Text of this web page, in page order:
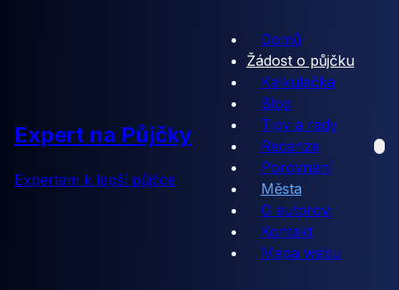
Expert na Půjčky
Expertem k lepší půjčce
Domů
Žádost o půjčku
Kalkulačka
Blog
Tipy a rady
Recenze
Porovnání
Města
O autorovi
Kontakt
Mapa webu